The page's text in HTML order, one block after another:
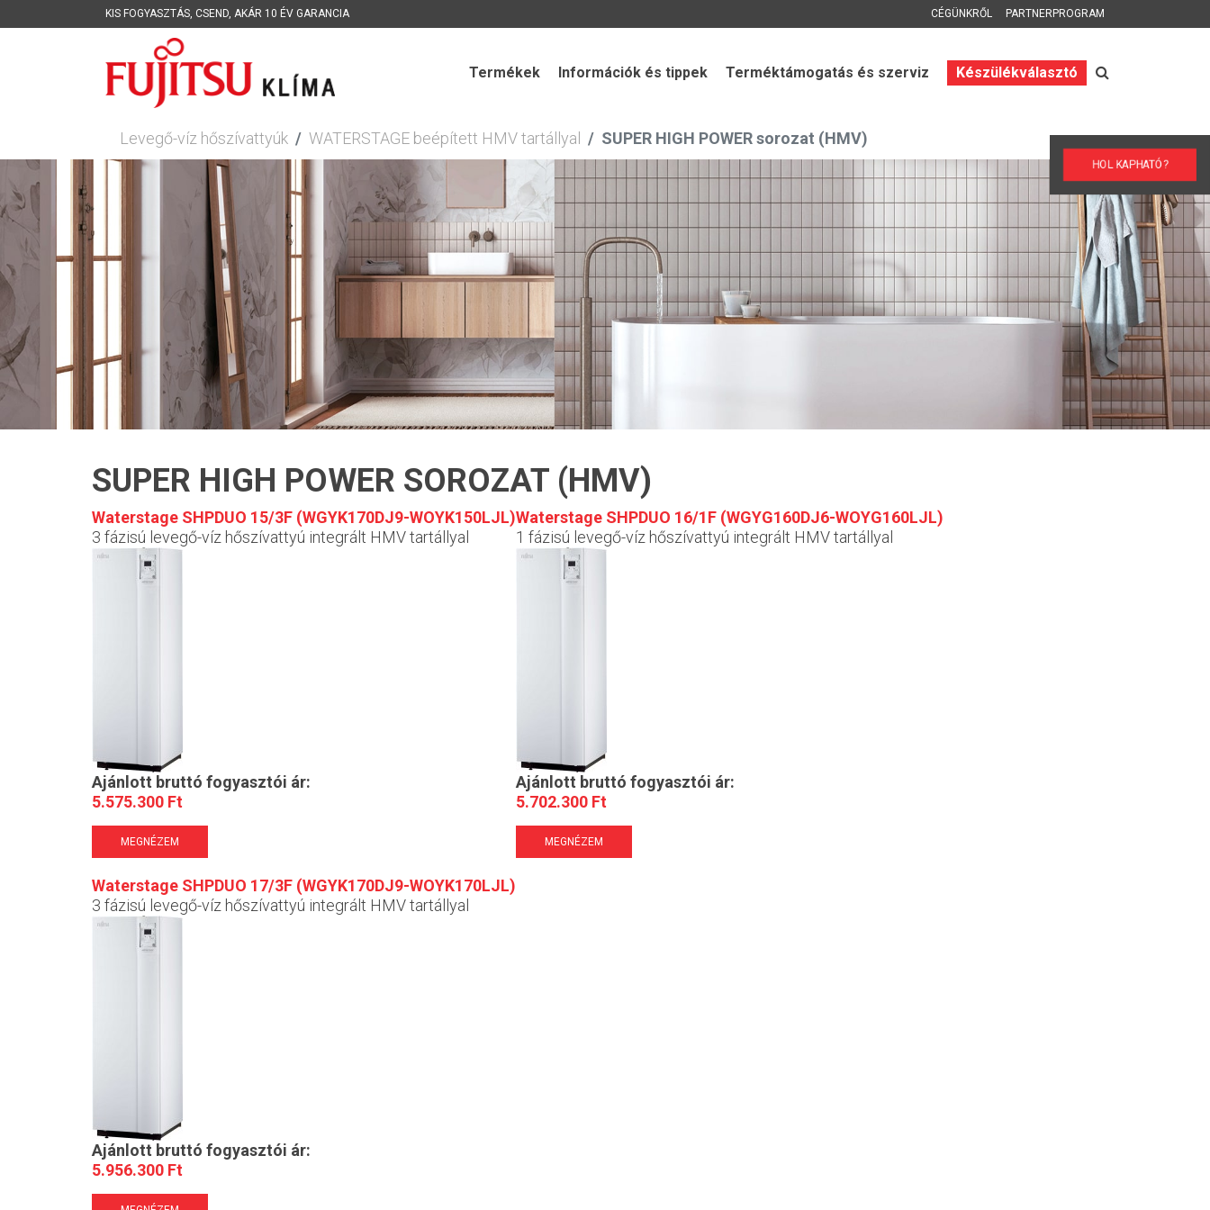
KIS FOGYASZTÁS, CSEND, AKÁR 10 ÉV GARANCIA CÉGÜNKRŐL PARTNERPROGRAM
Termékek Információk és tippek Terméktámogatás és szerviz Készülékválasztó
Levegő-víz hőszívattyúk WATERSTAGE beépített HMV tartállyal SUPER HIGH POWER sorozat (HMV)
SUPER HIGH POWER SOROZAT (HMV)
Waterstage SHPDUO 15/3F (WGYK170DJ9-WOYK150LJL)
3 fázisú levegő-víz hőszívattyú integrált HMV tartállyal
Ajánlott bruttó fogyasztói ár:
5.575.300 Ft
MEGNÉZEM
Waterstage SHPDUO 16/1F (WGYG160DJ6-WOYG160LJL)
1 fázisú levegő-víz hőszívattyú integrált HMV tartállyal
Ajánlott bruttó fogyasztói ár:
5.702.300 Ft
MEGNÉZEM
Waterstage SHPDUO 17/3F (WGYK170DJ9-WOYK170LJL)
3 fázisú levegő-víz hőszívattyú integrált HMV tartállyal
Ajánlott bruttó fogyasztói ár:
5.956.300 Ft
HOL KAPHATÓ?